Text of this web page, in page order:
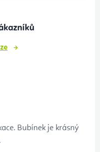
Bubínek je krásný